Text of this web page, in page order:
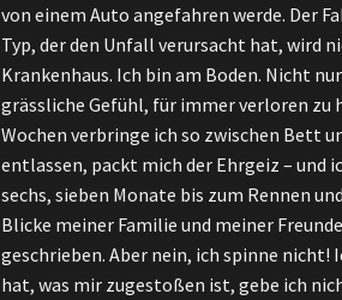
von einem Auto angefahren werde. Der
Typ, der den Unfall verursacht hat, wird
Krankenhaus. Ich bin am Boden. Nicht
grässliche Gefühl, für immer verloren zu
Wochen verbringe ich so zwischen Bett
entlassen, packt mich der Ehrgeiz – und
sechs, sieben Monate bis zum Rennen
Blicke meiner Familie und meiner
geschrieben. Aber nein, ich spinne nicht!
hat, was mir zugestoßen ist, gebe ich